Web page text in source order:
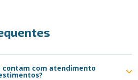
contam com atendimento